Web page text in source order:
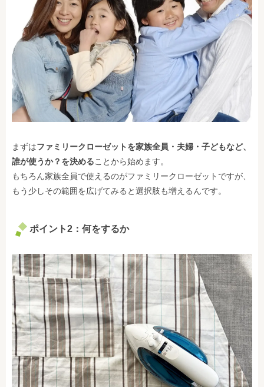
まずはファミリークローゼットを家族全員・夫婦・子どもなど、
誰が使うか？を決めることから始めます。
もちろん家族全員で使えるのがファミリークローゼットですが、
もう少しその範囲を広げてみると選択肢も増えるんです。
ポイント2：何をするか